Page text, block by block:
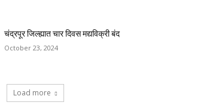
चंद्रपूर जिल्ह्यात चार दिवस मद्यविक्री बंद
October 23, 2024
Load more